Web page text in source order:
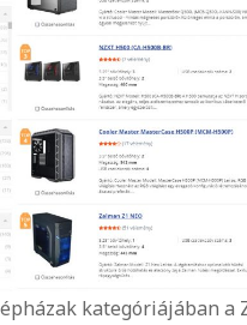
kategóriájában a